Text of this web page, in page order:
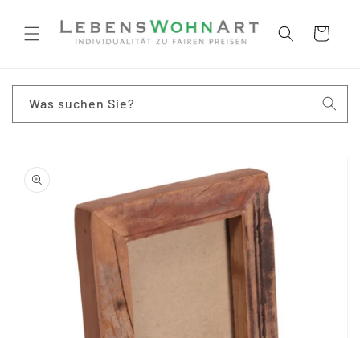
Inhalt
Warenkorb
Was suchen Sie?